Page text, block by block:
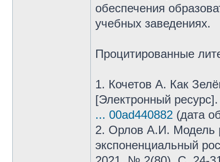
обеспечения
учебных заведениях.
Процитированные
1. Кочетов А. Как
[Электронный
... 00ad440882 (дата
2. Орлов А.И. Модель
экспоненциальный